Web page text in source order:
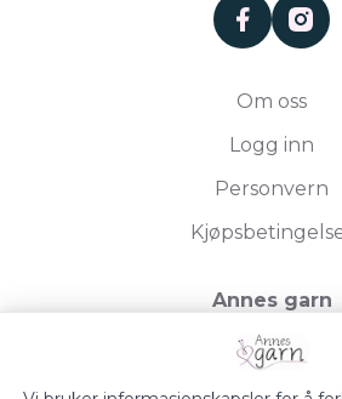
facebook
Om oss
Logg inn
Personvern
Annes garn
Storgata 19, 2750
Org.nr.